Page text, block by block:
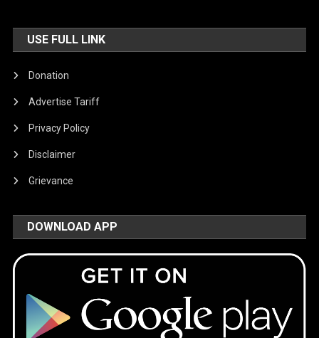
USE FULL LINK
Donation
Advertise Tariff
Privacy Policy
Disclaimer
Grievance
DOWNLOAD APP